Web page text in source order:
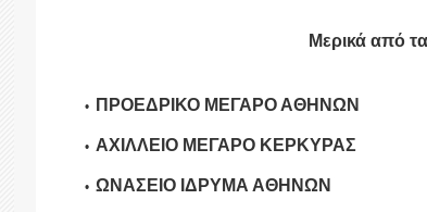
Μερικά από
ΠΡΟΕΔΡΙΚΟ ΜΕΓΑΡΟ ΑΘΗΝΩΝ
ΑΧΙΛΛΕΙΟ ΜΕΓΑΡΟ ΚΕΡΚΥΡΑΣ
ΩΝΑΣΕΙΟ ΙΔΡΥΜΑ ΑΘΗΝΩΝ